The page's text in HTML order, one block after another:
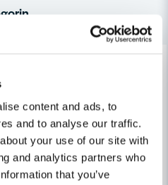
content and ads, to
and to analyse our traffic.
your use of our site with
and analytics partners who
that you’ve
fråga